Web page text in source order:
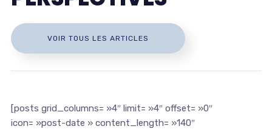
VOIR TOUS LES ARTICLES
[posts grid_columns= »4″ limit= »4″ offset= »0″
icon= »post-date » content_length= »140″